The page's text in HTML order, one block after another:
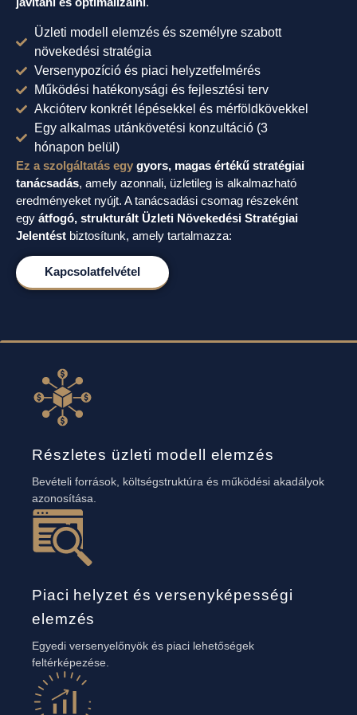
Üzleti modell elemzés és személyre szabott
növekedési stratégia
Versenypozíció és piaci helyzetfelmérés
Működési hatékonysági és fejlesztési terv
Akcióterv konkrét lépésekkel és mérföldkövekkel
Egy alkalmas utánkövetési konzultáció (3
hónapon belül)
Ez a szolgáltatás egy gyors, magas értékű stratégiai
tanácsadás, amely azonnali, üzletileg is alkalmazható
eredményeket nyújt. A tanácsadási csomag részeként
egy átfogó, strukturált Üzleti Növekedési Stratégiai
Jelentést biztosítunk, amely tartalmazza:
Kapcsolatfelvétel
Részletes üzleti modell elemzés
Bevételi források, költségstruktúra és működési akadályok
azonosítása.
Piaci helyzet és versenyképességi
elemzés
Egyedi versenyelőnyök és piaci lehetőségek
feltérképezése.